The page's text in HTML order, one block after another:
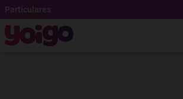
Particulares